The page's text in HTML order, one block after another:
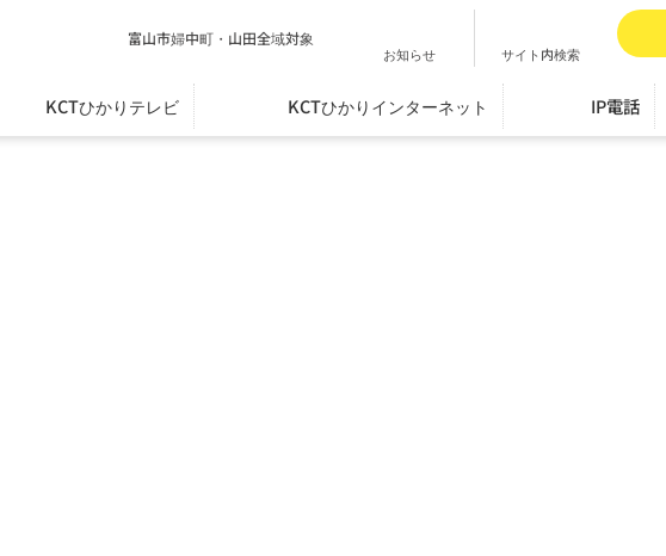
富山市婦中町・山田全域対象
お知らせ サイト内検索
KCTひかりテレビ KCTひかりインターネット IP電話